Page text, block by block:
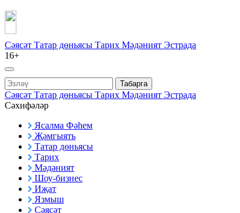
Сәясәт Татар дөньясы Тарих Мәдәният Эстрада
16+
Табарга
Сәясәт Татар дөньясы Тарих Мәдәният Эстрада
Сәхифәләр
Ясалма Фәһем
Җәмгыять
Татар дөньясы
Тарих
Мәдәният
Шоу-бизнес
Иҗат
Язмыш
Сәясәт